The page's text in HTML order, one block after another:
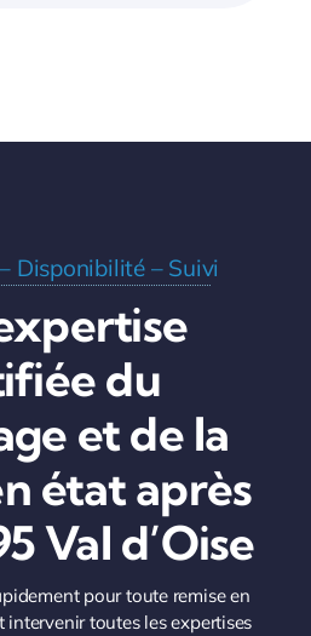
Disponibilité – Suivi
du
et de la
état après
Val d’Oise
pour toute remise en
toutes les expertises